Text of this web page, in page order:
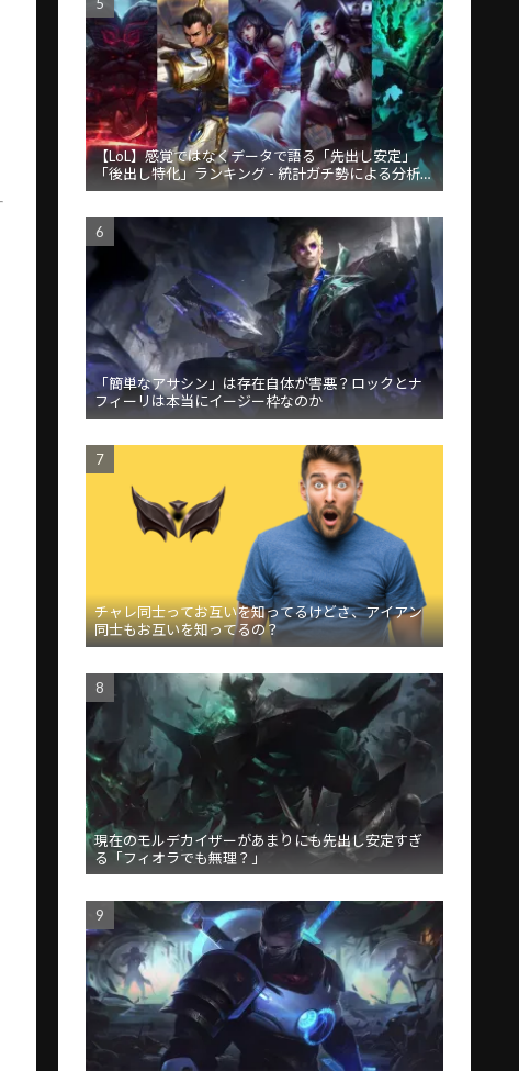
【LoL】感覚ではなくデータで語る「先出し安定」
「後出し特化」ランキング - 統計ガチ勢による分析が
話題
「簡単なアサシン」は存在自体が害悪？ロックとナ
フィーリは本当にイージー枠なのか
チャレ同士ってお互いを知ってるけどさ、アイアン
同士もお互いを知ってるの？
現在のモルデカイザーがあまりにも先出し安定すぎ
る「フィオラでも無理？」